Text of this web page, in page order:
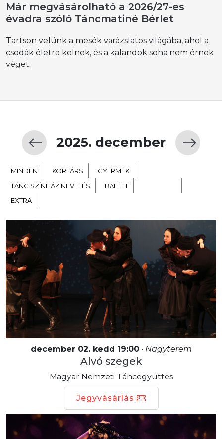
Már megvásárolható a 2026/27-es
évadra szóló Táncmatiné Bérlet
Tartson velünk a mesék varázslatos világába, ahol a
csodák életre kelnek, és a kalandok soha nem érnek
véget.
2025. december
MINDEN KORTÁRS
GYERMEK
TÁNC SZÍNHÁZ NEVELÉS
BALETT
EXTRA
december 02. kedd 19:00• Nagyterem
Alvó szegek
Magyar Nemzeti Táncegyüttes
Jegyvásárlás